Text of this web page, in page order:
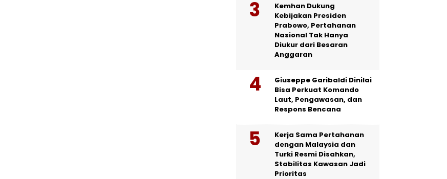
Kemhan Dukung
Kebijakan Presiden
Prabowo, Pertahanan
Nasional Tak Hanya
Diukur dari Besaran
Anggaran
Giuseppe Garibaldi Dinilai
Bisa Perkuat Komando
Laut, Pengawasan, dan
Respons Bencana
Kerja Sama Pertahanan
dengan Malaysia dan
Turki Resmi Disahkan,
Stabilitas Kawasan Jadi
Prioritas